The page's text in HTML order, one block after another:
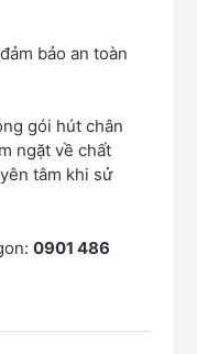
bảo an toàn
gói hút chân
ngặt về chất
tâm khi sử
0901 486